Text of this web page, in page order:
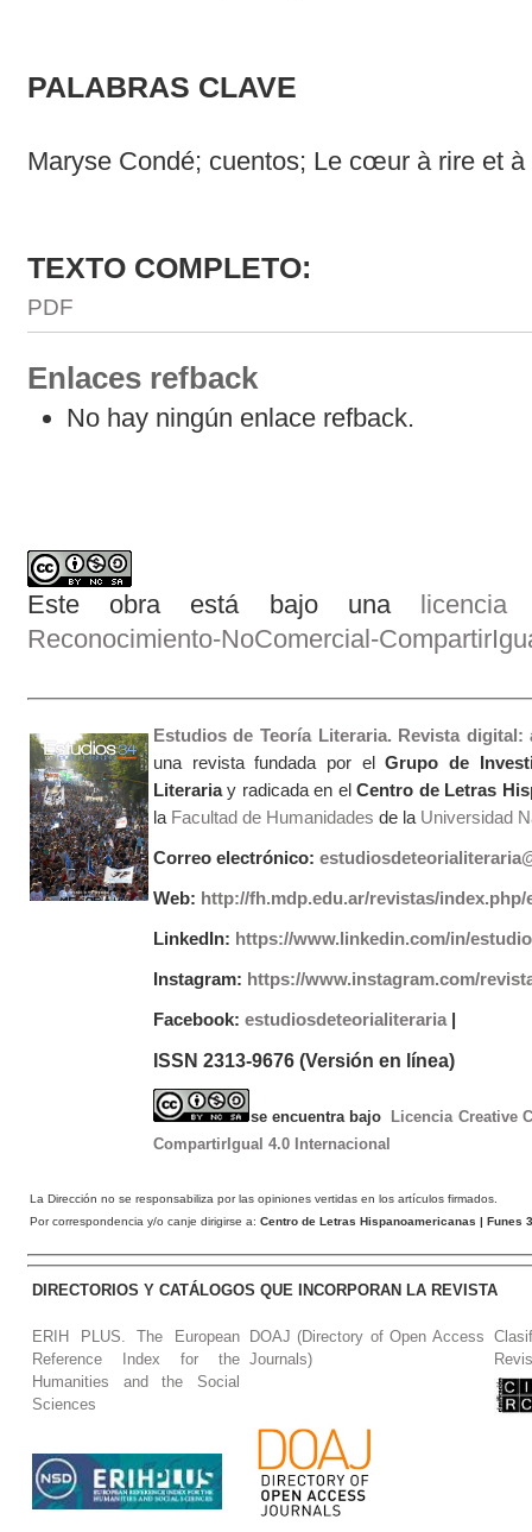
PALABRAS CLAVE
Maryse Condé; cuentos; Le cœur à rire et
TEXTO COMPLETO:
PDF
Enlaces refback
No hay ningún enlace refback.
Este obra está bajo una licencia
Reconocimiento-NoComercial-
Estudios de Teoría Literaria. Revista
una revista fundada por elGrupo de
Literariay radicada en elCentro de Letras
la Facultad de Humanidades de laUniversidad
Correo electrónico:
Web: http://fh.mdp.edu.ar/revistas/index.php/
LinkedIn: https://www.linkedin.com/in/
Instagram: https://www.instagram.com/
Facebook: estudiosdeteorialiteraria|
ISSN 2313-9676 (Versión en línea)
se encuentra bajo Licencia Creative
CompartirIgual 4.0 Internacional
La Dirección no se responsabiliza por las opiniones vertidas en los artículos firmados.
Por correspondencia y/o canje dirigirse a: Centro de Letras Hispanoamericanas | Funes
DIRECTORIOS Y CATÁLOGOS QUE INCORPORAN LA REVISTA
ERIH PLUS. The European
Reference Index for the
Humanities and the Social
Sciences
DOAJ (Directory of Open Access
Journals)